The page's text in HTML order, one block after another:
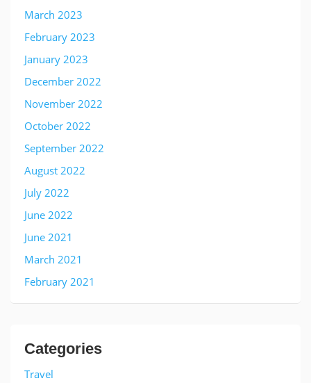
March 2023
February 2023
January 2023
December 2022
November 2022
October 2022
September 2022
August 2022
July 2022
June 2022
June 2021
March 2021
February 2021
Categories
Travel